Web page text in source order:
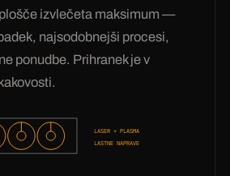
iz več kot 3 milijonov
kateri material v vašem
bomo, iz česa naj bo vaše
izvlečeta maksimum —
najsodobnejši procesi,
ponudbe. Prihranek je v
LASER + PLASMA
LASTNE NAPRAVE